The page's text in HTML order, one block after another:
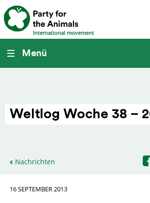
International movement
Menü
Weltlog Woche 38 –
Nachrichten
16 SEPTEMBER 2013